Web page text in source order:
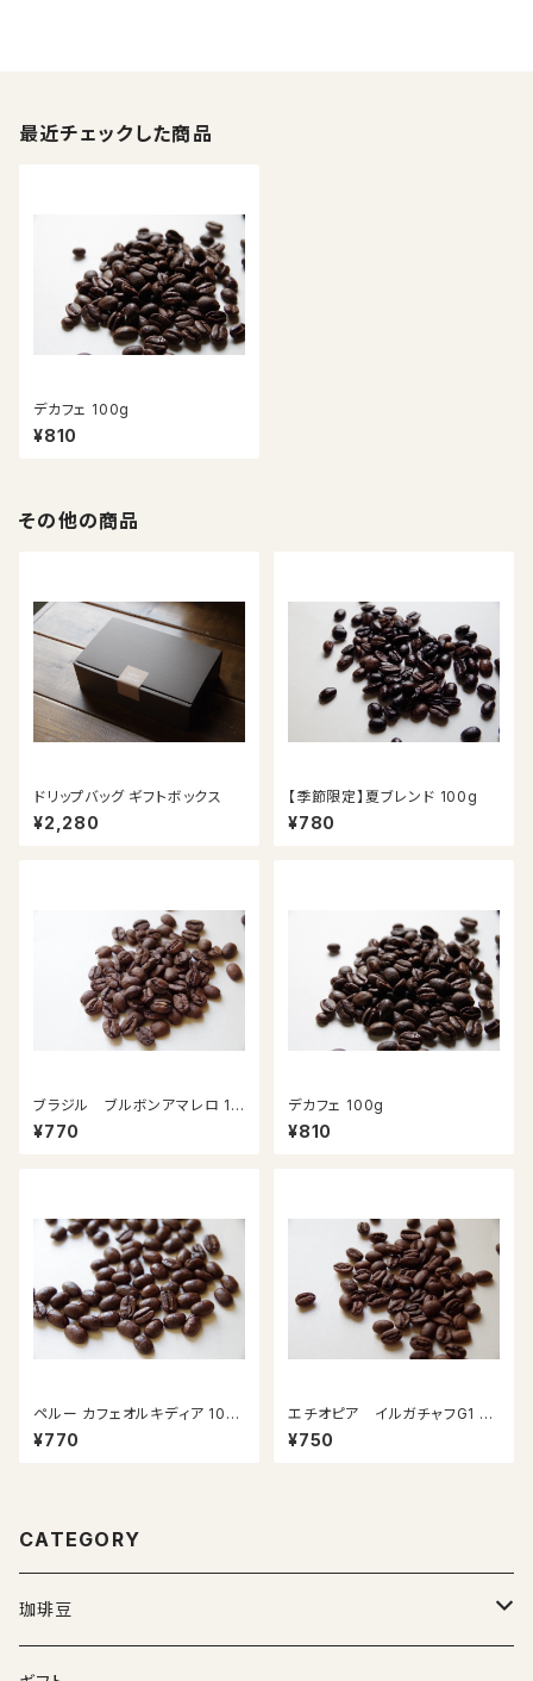
最近チェックした商品
デカフェ 100g
¥810
その他の商品
ドリップバッグ ギフトボックス
¥2,280
【季節限定】夏ブレンド 100g
¥780
ブラジル ブルボンアマレロ 10
0g
¥770
デカフェ 100g
¥810
ペルー カフェオルキディア 100
g
¥770
エチオピア イルガチャフG1 セ
レモニー 100g
¥750
CATEGORY
珈琲豆